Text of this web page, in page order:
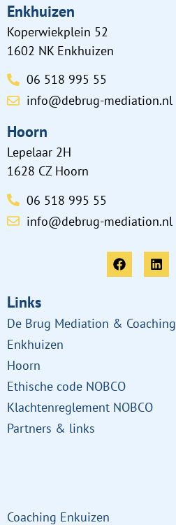
Enkhuizen
Koperwiekplein 52
1602 NK Enkhuizen
06 518 995 55
info@debrug-mediation.nl
Hoorn
Lepelaar 2H
1628 CZ Hoorn
06 518 995 55
info@debrug-mediation.nl
Links
De Brug Mediation & Coaching
Enkhuizen
Hoorn
Ethische code NOBCO
Klachtenreglement NOBCO
Partners & links
Coaching Enkuizen